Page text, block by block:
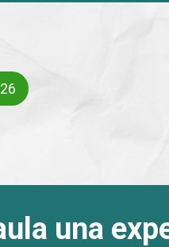
una